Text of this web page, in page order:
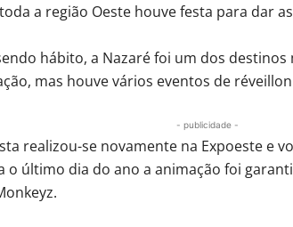
a região Oeste houve festa para dar
hábito, a Nazaré foi um dos
mas houve vários eventos de
- publicidade -
realizou-se novamente na Expoeste e
o último dia do ano a animação foi